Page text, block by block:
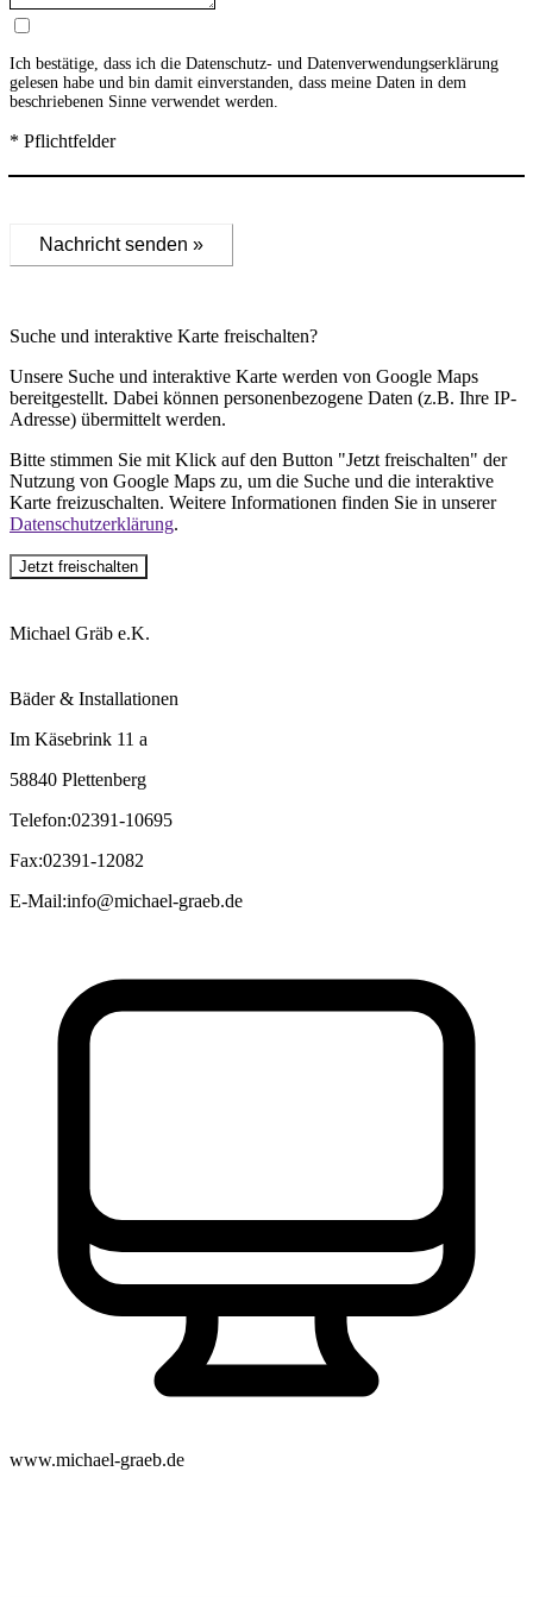
Ich bestätige, dass ich die Datenschutz- und Datenverwendungserklärung
gelesen habe und bin damit einverstanden, dass meine Daten in dem
beschriebenen Sinne verwendet werden.
* Pflichtfelder
Nachricht senden »
Suche und interaktive Karte freischalten?
Unsere Suche und interaktive Karte werden von Google Maps
bereitgestellt. Dabei können personenbezogene Daten (z.B. Ihre IP-
Adresse) übermittelt werden.
Bitte stimmen Sie mit Klick auf den Button "Jetzt freischalten" der
Nutzung von Google Maps zu, um die Suche und die interaktive
Karte freizuschalten. Weitere Informationen finden Sie in unserer
Datenschutzerklärung.
Jetzt freischalten
Michael Gräb e.K.
Bäder & Installationen
Im Käsebrink 11 a
58840 Plettenberg
Telefon:02391-10695
Fax:02391-12082
E-Mail:info@michael-graeb.de
www.michael-graeb.de